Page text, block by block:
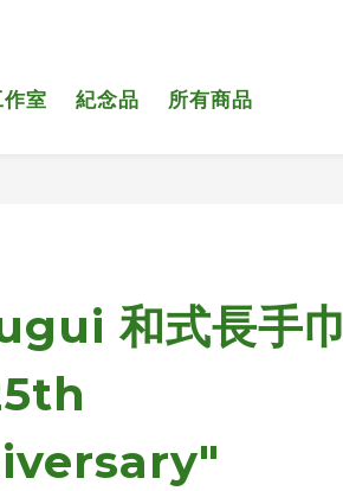
室 紀念品 所有商品
和式長手巾